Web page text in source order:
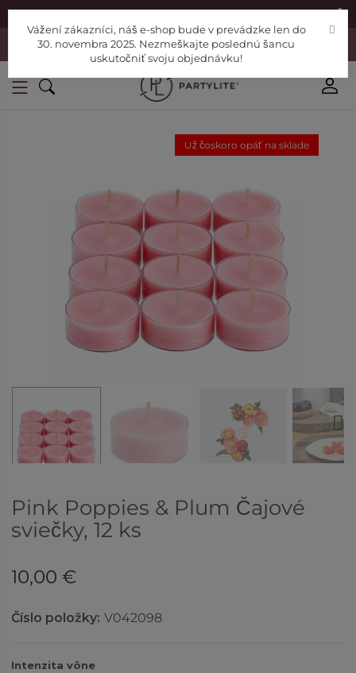
|
Vážení zákazníci, náš e-shop bude v prevádzke len do 30. novembra
2025. Nezmeškajte poslednú šancu uskutočniť svoju objednávku!
Už čoskoro opäť na sklade
Next
Pink Poppies & Plum Čajové
sviečky, 12 ks
10,00 €
Číslo položky: V042098
Intenzita vône
Vážení zákazníci, náš e-shop bude v prevádzke len do
30. novembra 2025. Nezmeškajte poslednú šancu
uskutočniť svoju objednávku!